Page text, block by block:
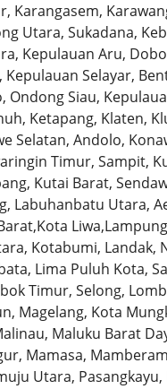
Karangasem,
Utara, Sukadana,
Kepulauan Aru,
Selayar,
Siau,
Ketapang, Klaten,
Selatan, Andolo,
Timur, Sampit,
Kutai Barat,
Labuhanbatu Utara,
Kotabumi, Landak,
Lima Puluh Kota,
Timur, Selong,
Magelang, Kota
Maluku Barat
Mamasa,
Utara,